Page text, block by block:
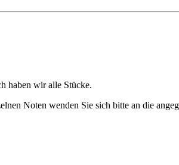
haben wir alle Stücke.
Noten wenden Sie sich bitte an die